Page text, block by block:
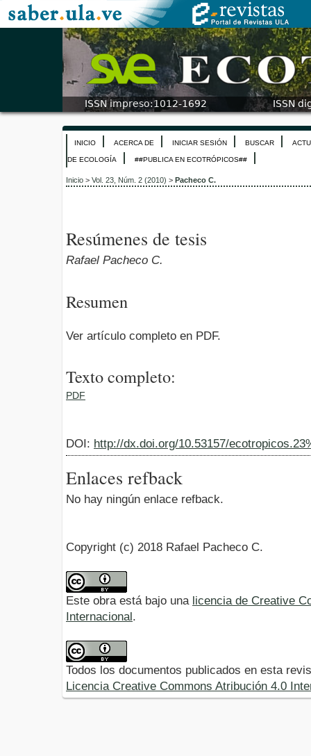
INICIO ACERCA DE INICIAR SESIÓN BUSCAR
DE ECOLOGÍA ##PUBLICA EN ECOTRÓPICOS##
Inicio > Vol. 23, Núm. 2 (2010) > Pacheco C.
Resúmenes de tesis
Rafael Pacheco C.
Resumen
Ver artículo completo en PDF.
Texto completo:
PDF
DOI: http://dx.doi.org/10.53157/
Enlaces refback
No hay ningún enlace refback.
Copyright (c) 2018 Rafael Pacheco C.
Este obra está bajo una licencia de Creative
Internacional.
Todos los documentos publicados en esta
Licencia Creative Commons Atribución 4.0